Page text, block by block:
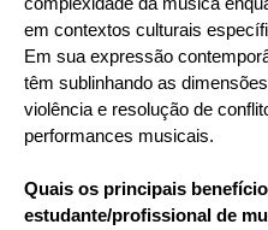
em contextos culturais
Em sua expressão
têm sublinhando as
violência e resolução de
performances musicais.
Quais os principais
estudante/profissional de